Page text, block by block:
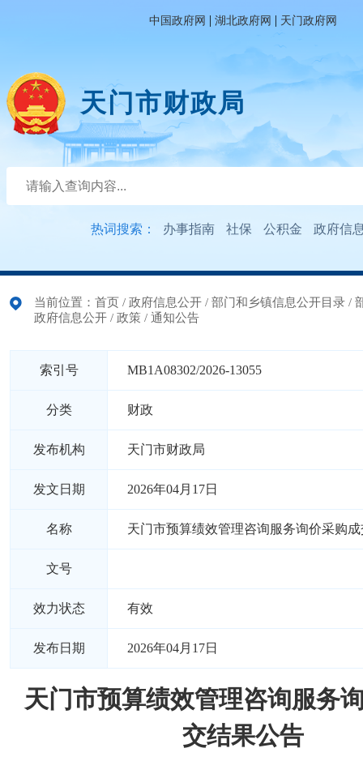
中国政府网 | 湖北政府网 | 天门政府网
天门市财政局
热词搜索： 办事指南 社保 公积金 政府信
当前位置： 首页 / 政府信息公开 / 部门和乡镇信息公开目录 /
政府信息公开 / 政策 / 通知公告
索引号 MB1A08302/2026-13055
分类 财政
发布机构 天门市财政局
发文日期 2026年04月17日
名称 天门市预算绩效管理咨询服务询价采购
文号
效力状态 有效
发布日期 2026年04月17日
天门市预算绩效管理咨询服务
交结果公告